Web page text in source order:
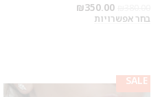
₪350.00
בחר אפשרויות
SALE
SALE